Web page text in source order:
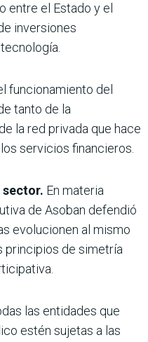
entre el Estado y el
inversiones
funcionamiento del
tanto de la
la red privada que hace
servicios financieros.
En materia
de Asoban defendió
evolucionen al mismo
principios de simetría
las entidades que
estén sujetas a las